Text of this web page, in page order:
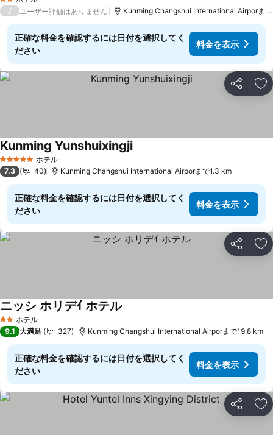
2 ホテルのランク
/ ユーザー評価はありません Kunming Changshui International Airporま
正確な料金を確認するには日付を選択してく
ださい
料金を表示
シェア お
5 ホテルのランク
ホテル
Kunming Yunshuixingji料金を表示
7.3 40 Kunming Changshui International Airporまで1.3 km
正確な料金を確認するには日付を選択してく
ださい
料金を表示
シェア お
2 ホテルのランク
ホテル
ニッシ ホリデｲ ホテル
9.1 大満足 327 Kunming Changshui International Airporまで19.8 km
正確な料金を確認するには日付を選択してく
ださい
料金を表示
シェア お